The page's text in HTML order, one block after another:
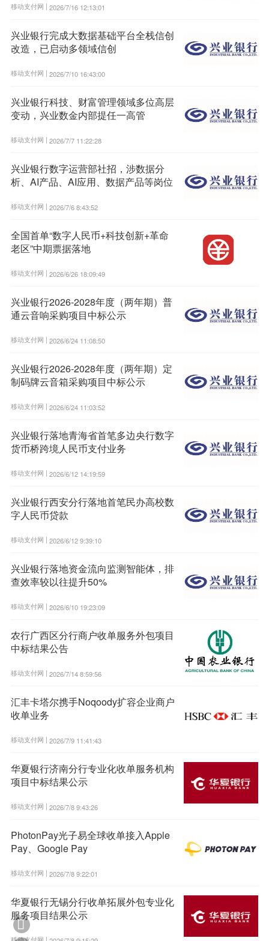
移动支付网 | 2026/7/16 12:13:01
兴业银行完成大数据基础平台全栈信创
改造，已启动多领域信创
移动支付网 | 2026/7/10 16:43:00
兴业银行科技、财富管理领域多位高层
变动，兴业数金内部提任一高管
移动支付网 | 2026/7/7 11:22:28
兴业银行数字运营部社招，涉数据分
析、AI产品、AI应用、数据产品等岗位
移动支付网 | 2026/7/6 8:43:52
全国首单“数字人民币+科技创新+革命
老区”中期票据落地
移动支付网 | 2026/6/26 18:09:49
兴业银行2026-2028年度（两年期）普
通云音响采购项目中标公示
移动支付网 | 2026/6/24 11:08:50
兴业银行2026-2028年度（两年期）定
制码牌云音箱采购项目中标公示
移动支付网 | 2026/6/24 11:03:52
兴业银行落地青海省首笔多边央行数字
货币桥跨境人民币支付业务
移动支付网 | 2026/6/12 14:19:59
兴业银行西安分行落地首笔民办高校数
字人民币贷款
移动支付网 | 2026/6/12 9:39:10
兴业银行落地资金流向监测智能体，排
查效率较以往提升50%
移动支付网 | 2026/6/10 19:23:09
农行广西区分行商户收单服务外包项目
中标结果公告
移动支付网 | 2026/7/14 8:59:56
汇丰卡塔尔携手Noqoody扩容企业商户
收单业务
移动支付网 | 2026/7/9 11:41:43
华夏银行济南分行专业化收单服务机构
项目中标结果公示
移动支付网 | 2026/7/8 9:43:26
PhotonPay光子易全球收单接入Apple
Pay、Google Pay
移动支付网 | 2026/7/8 9:22:01
华夏银行无锡分行收单拓展外包专业化
服务项目结果公示
移动支付网 |
